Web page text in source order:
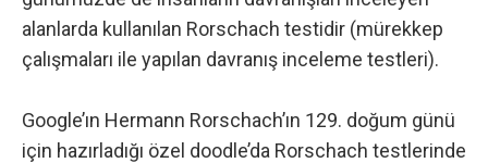
alanlarda kullanılan Rorschach testidir (mürekkep
çalışmaları ile yapılan davranış inceleme testleri).
Google’ın Hermann Rorschach’ın 129. doğum günü
için hazırladığı özel doodle’da Rorschach testlerinde